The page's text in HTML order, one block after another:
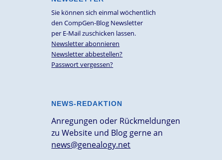
Sie können sich einmal wöchentlich
den CompGen-Blog Newsletter
per E-Mail zuschicken lassen.
Newsletter abonnieren
Newsletter abbestellen?
Passwort vergessen?
NEWS-REDAKTION
Anregungen oder Rückmeldungen
zu Website und Blog gerne an
news@genealogy.net